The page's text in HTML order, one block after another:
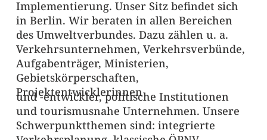
Implementierung. Unser Sitz befindet sich
in Berlin. Wir beraten in allen Bereichen
des Umweltverbundes. Dazu zählen u. a.
Verkehrsunternehmen, Verkehrsverbünde,
Aufgabenträger, Ministerien,
Gebietskörperschaften,
Projektentwicklerinnen
und -entwickler, politische Institutionen
und tourismusnahe Unternehmen. Unsere
Schwerpunktthemen sind: integrierte